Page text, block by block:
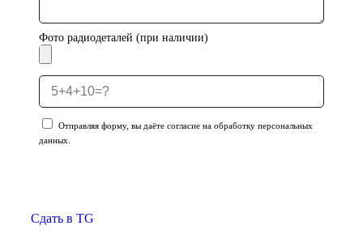
Фото радиодеталей (при наличии)
Отправляя форму, вы даёте согласие на обработку персональных
данных.
Сдать в TG